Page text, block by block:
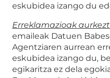
eskubidea izango du
Erreklamazioak
emaileak Datuen
Agentziaren aurrean
eskubidea izango du,
egikaritza ez dela